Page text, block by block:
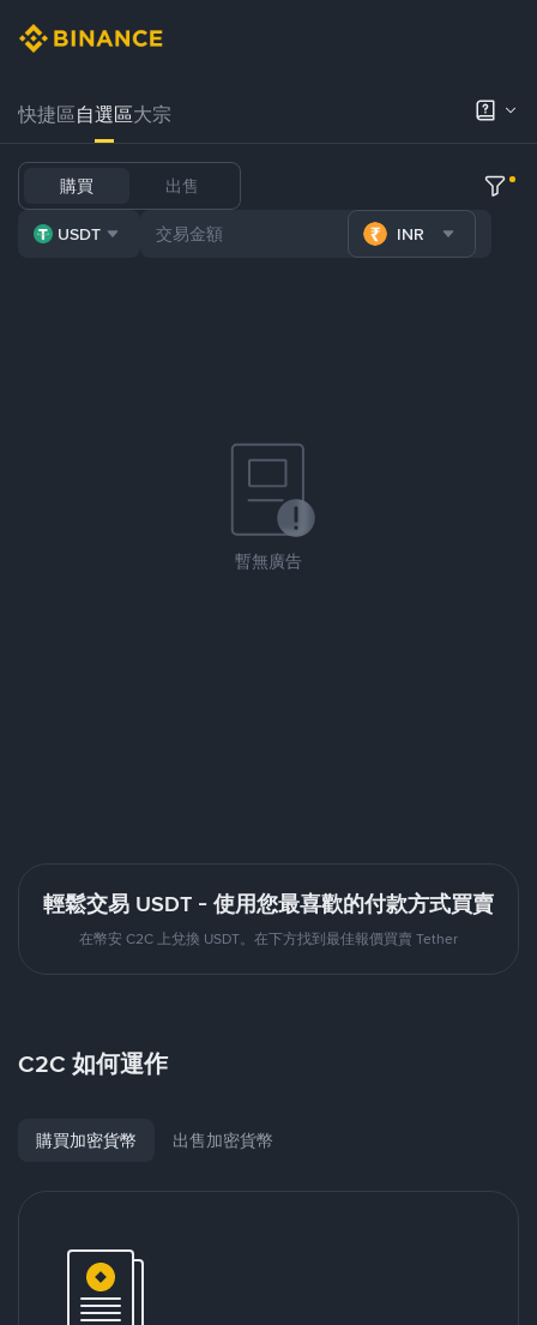
快捷區自選區大宗
購買 出售
USDT INR
暫無廣告
輕鬆交易 USDT - 使用您最喜歡的付款方式買賣
在幣安 C2C 上兌換 USDT。在下方找到最佳報價買賣 Tether
C2C 如何運作
購買加密貨幣 出售加密貨幣